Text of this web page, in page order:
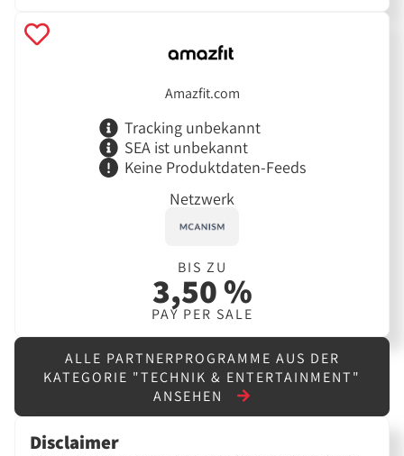
Amazfit.com
Tracking unbekannt
SEA ist unbekannt
Keine Produktdaten-Feeds
Netzwerk
BIS ZU
3,50 %
PAY PER SALE
ALLE PARTNERPROGRAMME AUS DER
KATEGORIE "TECHNIK & ENTERTAINMENT"
ANSEHEN
Disclaimer